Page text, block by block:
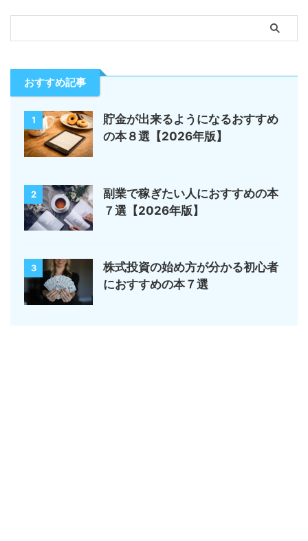
おすすめ記事
1
貯金が出来るようになるおすすめ
の本８選【2026年版】
2
副業で稼ぎたい人におすすめの本
７選【2026年版】
3
株式投資の始め方が分かる初心者
におすすめの本７選